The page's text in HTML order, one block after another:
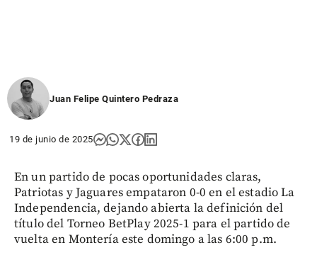
Juan Felipe Quintero Pedraza
19 de junio de 2025
En un partido de pocas oportunidades claras,
Patriotas y Jaguares empataron 0-0 en el estadio La
Independencia, dejando abierta la definición del
título del Torneo BetPlay 2025-1 para el partido de
vuelta en Montería este domingo a las 6:00 p.m.